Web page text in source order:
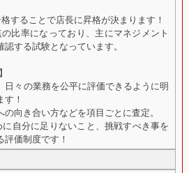
することで店長に昇格が決まります！
比率になっており、主にマネジメント
する試験となっています。
日々の業務を公平に評価できるように明
！
向き合い方などを項目ごとに査定。
自分に足りないこと、挑戦すべき事を
価制度です！